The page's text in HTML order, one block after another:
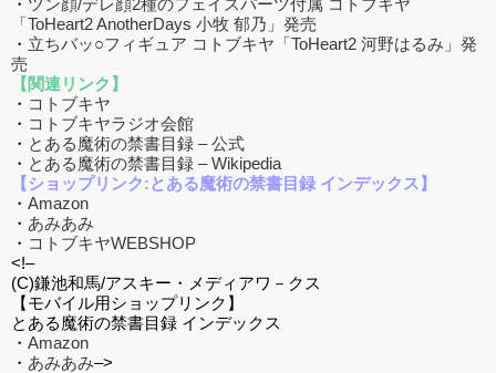
「ToHeart2 AnotherDays 小牧 郁乃」発売
・ 立ちバッ○フィギュア コトブキヤ「ToHeart2 河野はるみ」発
売
【関連リンク】
・ コトブキヤ
・ コトブキヤラジオ会館
・ とある魔術の禁書目録 – 公式
・ とある魔術の禁書目録 – Wikipedia
【ショップリンク:とある魔術の禁書目録 インデックス】
・ Amazon
・ あみあみ
・ コトブキヤWEBSHOP
<!–
(C)鎌池和馬/アスキー・メディアワ－クス
【モバイル用ショップリンク】
とある魔術の禁書目録 インデックス
・ Amazon
・ あみあみ–>